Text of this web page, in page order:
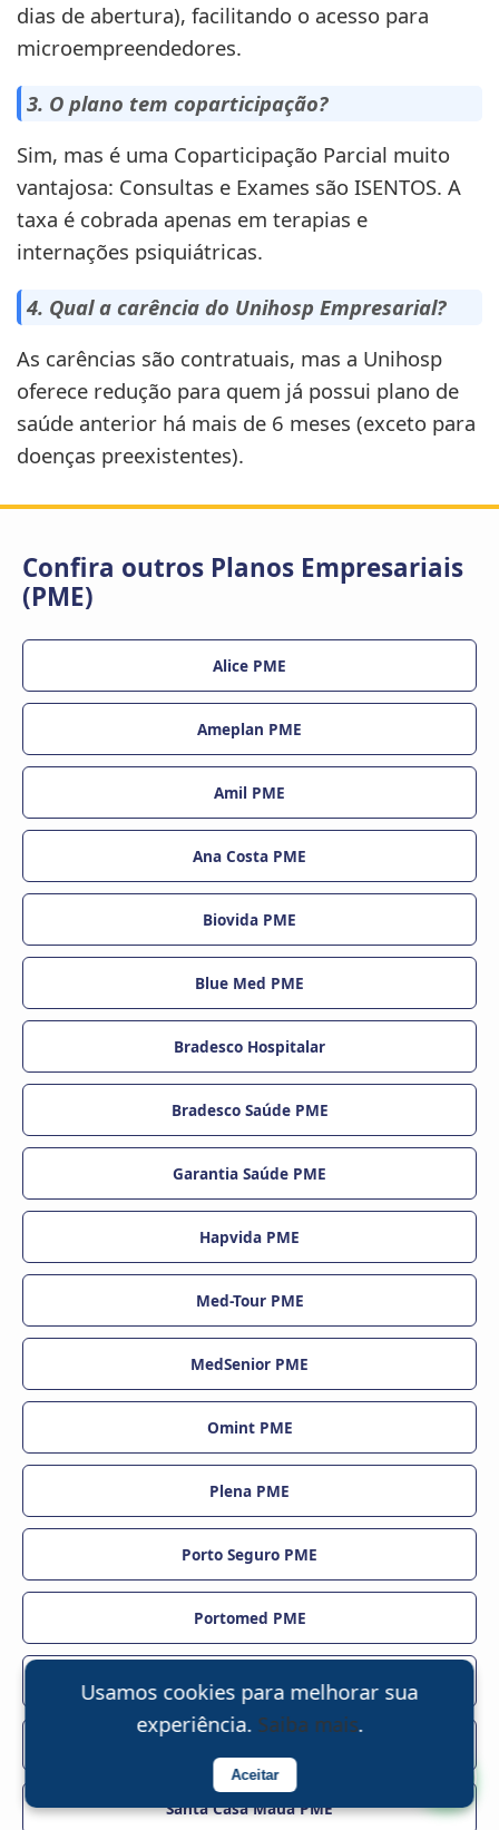
dias de abertura), facilitando o acesso para
microempreendedores.
3. O plano tem coparticipação?
Sim, mas é uma Coparticipação Parcial muito
vantajosa: Consultas e Exames são ISENTOS. A
taxa é cobrada apenas em terapias e
internações psiquiátricas.
4. Qual a carência do Unihosp Empresarial?
As carências são contratuais, mas a Unihosp
oferece redução para quem já possui plano de
saúde anterior há mais de 6 meses (exceto para
doenças preexistentes).
Confira outros Planos Empresariais
(PME)
Alice PME
Ameplan PME
Amil PME
Ana Costa PME
Biovida PME
Blue Med PME
Bradesco Hospitalar
Bradesco Saúde PME
Garantia Saúde PME
Hapvida PME
Med-Tour PME
MedSenior PME
Omint PME
Plena PME
Porto Seguro PME
Portomed PME
Sagrada Família PME
Santa Casa Mauá PME
Usamos cookies para melhorar sua
experiência. Saiba mais.
Aceitar